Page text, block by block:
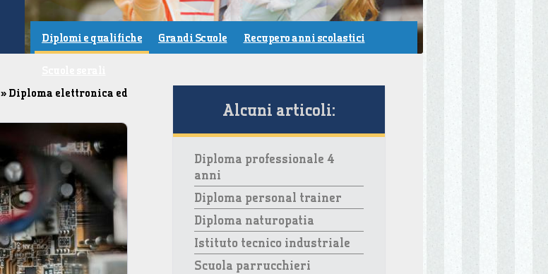
Diplomi e qualifiche Grandi Scuole Recupero anni scolastici
Alcuni articoli:
Diploma professionale 4
anni
Diploma personal trainer
Diploma naturopatia
Istituto tecnico industriale
Scuola parrucchieri
» Diploma elettronica ed